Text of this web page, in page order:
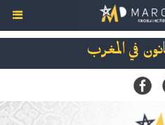
في المغرب